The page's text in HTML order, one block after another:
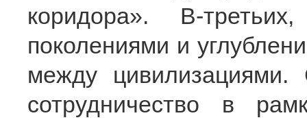
коридора». В-
поколениями и
между цивилизациями.
сотрудничество в